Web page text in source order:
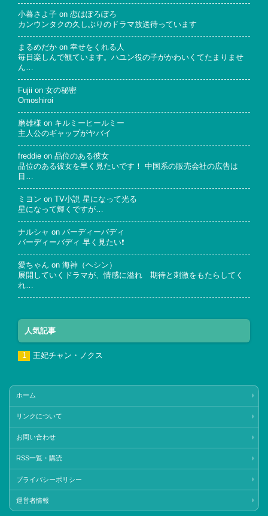
小暮さよ子 on 恋はぽろぽろ
カンウンタクの久しぶりのドラマ放送待っています
まるめだか on 幸せをくれる人
毎日楽しんで観ています。ハユン役の子がかわいくてたまりませ
ん…
Fujii on 女の秘密
Omoshiroi
磨雄様 on キルミーヒールミー
主人公のギャップがヤバイ
freddie on 品位のある彼女
品位のある彼女を早く見たいです！ 中国系の販売会社の広告は
目…
ミヨン on
TV小説 星になって光る
星になって輝くですが…
ナルシャ on バーディーバディ
バーディーバディ 早く見たい❗
愛ちゃん on 海神（ヘシン）
展開していくドラマが、情感に溢れ 期待と刺激をもたらしてく
れ…
人気記事
王妃チャン・ノクス
ホーム
リンクについて
お問い合わせ
RSS一覧・購読
プライバシーポリシー
運営者情報